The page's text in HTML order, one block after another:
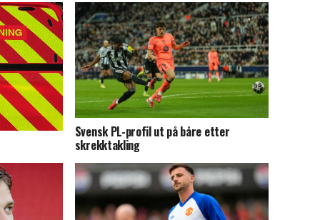
Svensk PL-profil ut på båre etter
skrekktakling